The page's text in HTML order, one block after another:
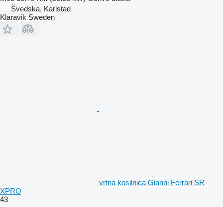
Švedska, Karlstad
Klaravik Sweden
vrtna kosilnica Gianni Ferrari SR
XPRO
43